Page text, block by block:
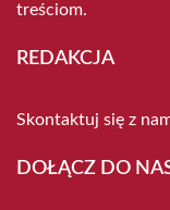
treściom.
REDAKCJA
Skontaktuj się z
DOŁĄCZ DO